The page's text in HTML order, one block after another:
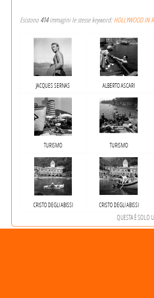
Esistono 414immagini le stesse keyword:HOLLYWOOD IN
JACQUES SERNAS ALBERTO ASCARI
TURISMO TURISMO
CRISTO DEGLI ABISSI CRISTO DEGLI ABISSI
QUESTA È